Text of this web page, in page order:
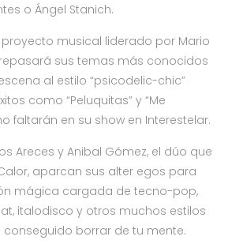
o Ángel Stanich.
proyecto musical liderado por Mario
sus temas más conocidos
al estilo “psicodelic-chic”
como “Peluquitas” y “Me
faltarán en su show en Interestelar.
Areces y Anibal Gómez, el dúo que
aparcan sus alter egos para
mágica cargada de tecno-pop,
italodisco y otros muchos estilos
borrar de tu mente.